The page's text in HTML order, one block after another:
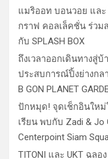
แมริออท บอนวอย และ
กราฟ คอลเล็คชั่น ร่วม
กับ SPLASH BOX
ถึงเวลาออกเดินทางสู่
ประสบการณ์ปิ้งย่างกล
B GON PLANET
ปักหมุด! จุดเช็กอินใหม่
เรียน พบกับ Zadi & Jo
Centerpoint Siam
TITONI และ UKT ฉล